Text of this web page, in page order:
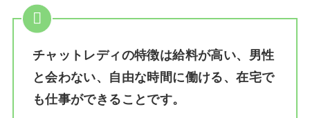
チャットレディの特徴は給料が高い、男性
と会わない、自由な時間に働ける、在宅で
も仕事ができることです。